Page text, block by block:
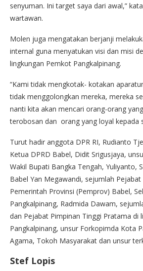
senyuman. Ini target saya dari awal,”
wartawan.
Molen juga mengatakan berjanji
internal guna menyatukan visi dan misi
lingkungan Pemkot Pangkalpinang.
“Kami tidak mengkotak- kotakan
tidak menggolongkan mereka, mereka
nanti kita akan mencari orang-orang
terobosan dan orang yang loyal kepada
Turut hadir anggota DPR RI, Rudianto
Ketua DPRD Babel, Didit Srigusjaya,
Wakil Bupati Bangka Tengah, Yuliyanto,
Babel Yan Megawandi, sejumlah
Pemerintah Provinsi (Pemprov) Babel,
Pangkalpinang, Radmida Dawam,
dan Pejabat Pimpinan Tinggi Pratama di
Pangkalpinang, unsur Forkopimda Kota
Agama, Tokoh Masyarakat dan unsur
Stef Lopis